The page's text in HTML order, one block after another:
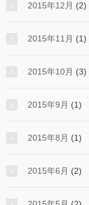
2015年12月 (2)
2015年11月 (1)
2015年10月 (3)
2015年9月 (1)
2015年8月 (1)
2015年6月 (2)